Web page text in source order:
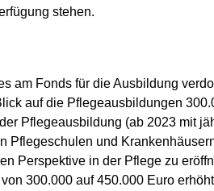
stehen.
am Fonds für die Ausbildung
auf die Pflegeausbildungen
Pflegeausbildung (ab 2023 mit
Pflegeschulen und
Perspektive in der Pflege zu
300.000 auf 450.000 Euro